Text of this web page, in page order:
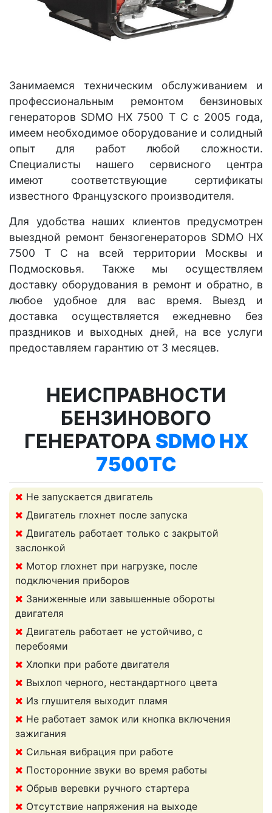
Занимаемся техническим обслуживанием и
профессиональным ремонтом бензиновых
генераторов SDMO HX 7500 T C с 2005 года,
имеем необходимое оборудование и солидный
опыт для работ любой сложности.
Специалисты нашего сервисного центра
имеют соответствующие сертификаты
известного Французского производителя.
Для удобства наших клиентов предусмотрен
выездной ремонт бензогенераторов SDMO HX
7500 T C на всей территории Москвы и
Подмосковья. Также мы осуществляем
доставку оборудования в ремонт и обратно, в
любое удобное для вас время. Выезд и
доставка осуществляется ежедневно без
праздников и выходных дней, на все услуги
предоставляем гарантию от 3 месяцев.
НЕИСПРАВНОСТИ
БЕНЗИНОВОГО
ГЕНЕРАТОРА SDMO HX
7500TC
Не запускается двигатель
Двигатель глохнет после запуска
Двигатель работает только с закрытой
заслонкой
Мотор глохнет при нагрузке, после
подключения приборов
Заниженные или завышенные обороты
двигателя
Двигатель работает не устойчиво, с
перебоями
Хлопки при работе двигателя
Выхлоп черного, нестандартного цвета
Из глушителя выходит пламя
Не работает замок или кнопка включения
зажигания
Сильная вибрация при работе
Посторонние звуки во время работы
Обрыв веревки ручного стартера
Отсутствие напряжения на выходе